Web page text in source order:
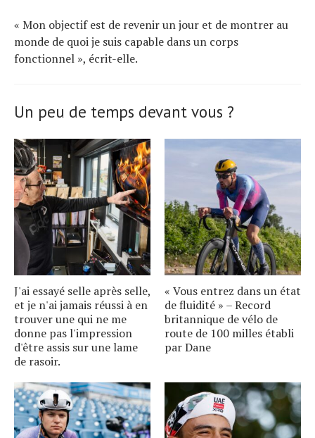
« Mon objectif est de revenir un jour et de montrer au
monde de quoi je suis capable dans un corps
fonctionnel », écrit-elle.
Un peu de temps devant vous ?
J'ai essayé selle après selle,
et je n'ai jamais réussi à en
trouver une qui ne me
donne pas l'impression
d'être assis sur une lame
de rasoir.
« Vous entrez dans un état
de fluidité » – Record
britannique de vélo de
route de 100 milles établi
par Dane